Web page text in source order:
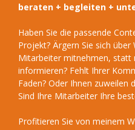
beraten + begleiten +
Haben Sie die passende
Projekt? Ärgern Sie sich
Mitarbeiter mitnehmen, statt
informieren? Fehlt Ihrer
Faden? Oder Ihnen zuweilen
Sind Ihre Mitarbeiter Ihre
Profitieren Sie von meinem